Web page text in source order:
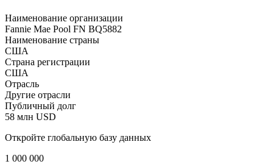
Наименование организации
Fannie Mae Pool FN BQ5882
Наименование страны
США
Страна регистрации
США
Отрасль
Другие отрасли
Публичный долг
58 млн USD
Откройте глобальную базу данных
1 000 000